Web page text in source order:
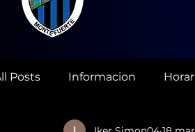
Posts Informacion